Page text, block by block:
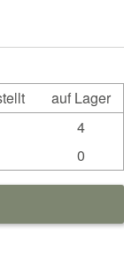
auf Lager
4
0